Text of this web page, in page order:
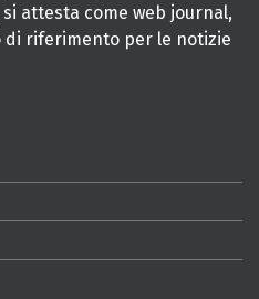
si attesta come web journal,
di riferimento per le notizie